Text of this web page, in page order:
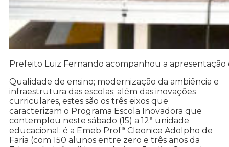
Prefeito Luiz Fernando acompanhou a
Qualidade de ensino; modernização da ambiência e
infraestrutura das escolas; além das inovações
curriculares, estes são os três eixos que
caracterizam o Programa Escola Inovadora que
contemplou neste sábado (15) a 12ª unidade
educacional: é a Emeb Profª Cleonice Adolpho de
Faria (com 150 alunos entre zero e três anos da